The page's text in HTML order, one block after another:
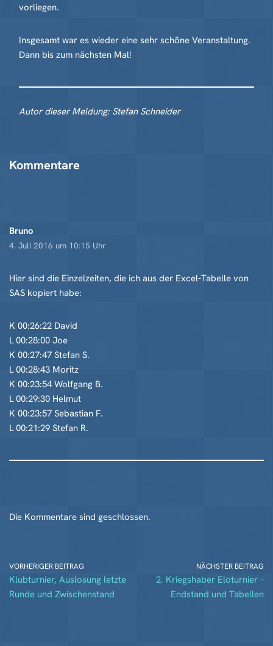
vorliegen.
Insgesamt war es wieder eine sehr schöne Veranstaltung.
Dann bis zum nächsten Mal!
Autor dieser Meldung: Stefan Schneider
Kommentare
Bruno
4. Juli 2016 um 10:15 Uhr
Hier sind die Einzelzeiten, die ich aus der Excel-Tabelle von
SAS kopiert habe:
K 00:26:22 David
L 00:28:00 Joe
K 00:27:47 Stefan S.
L 00:28:43 Moritz
K 00:23:54 Wolfgang B.
L 00:29:30 Helmut
K 00:23:57 Sebastian F.
L 00:21:29 Stefan R.
Die Kommentare sind geschlossen.
VORHERIGER BEITRAG
Klubturnier, Auslosung letzte
Runde und Zwischenstand
NÄCHSTER BEITRAG
2. Kriegshaber Eloturnier –
Endstand und Tabellen